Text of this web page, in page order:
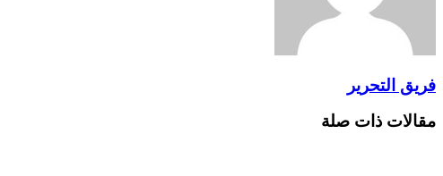
فريق التحرير
مقالات ذات صلة